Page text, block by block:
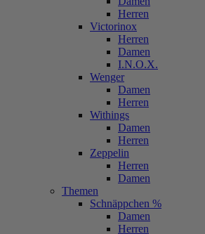
Herren
Victorinox
Herren
Damen
I.N.O.X.
Wenger
Damen
Herren
Withings
Damen
Herren
Zeppelin
Herren
Damen
Themen
Schnäppchen %
Damen
Herren